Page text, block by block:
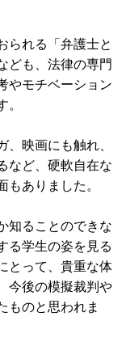
られる「弁護士と
ども、法律の専門
やモチベーション
。
、映画にも触れ、
など、硬軟自在な
ありました。
知ることのできな
る学生の姿を見る
とって、貴重な体
今後の模擬裁判や
ものと思われま